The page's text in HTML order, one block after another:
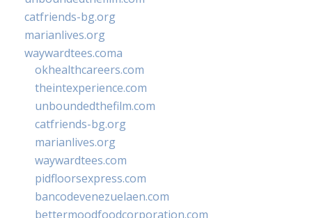
catfriends-bg.org
marianlives.org
waywardtees.coma
okhealthcareers.com
theintexperience.com
unboundedthefilm.com
catfriends-bg.org
marianlives.org
waywardtees.com
pidfloorsexpress.com
bancodevenezuelaen.com
bettermoodfoodcorporation.com